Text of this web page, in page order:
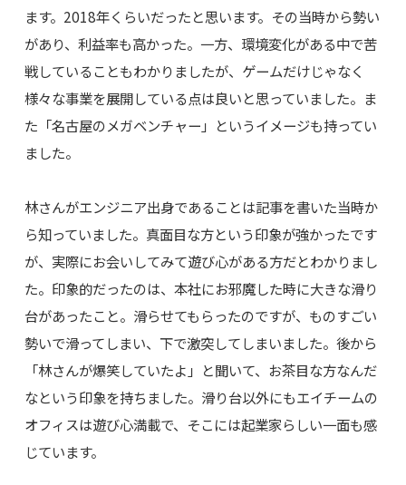
ます。2018年くらいだったと思います。その当時から勢い
があり、利益率も高かった。一方、環境変化がある中で苦
戦していることもわかりましたが、ゲームだけじゃなく
様々な事業を展開している点は良いと思っていました。ま
た「名古屋のメガベンチャー」というイメージも持ってい
ました。
林さんがエンジニア出身であることは記事を書いた当時か
ら知っていました。真面目な方という印象が強かったです
が、実際にお会いしてみて遊び心がある方だとわかりまし
た。印象的だったのは、本社にお邪魔した時に大きな滑り
台があったこと。滑らせてもらったのですが、ものすごい
勢いで滑ってしまい、下で激突してしまいました。後から
「林さんが爆笑していたよ」と聞いて、お茶目な方なんだ
なという印象を持ちました。滑り台以外にもエイチームの
オフィスは遊び心満載で、そこには起業家らしい一面も感
じています。